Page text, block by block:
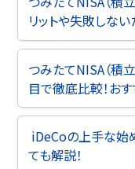
リットや失敗しな
つみたてNISA（積
目で徹底比較！お
iDeCoの上手な始
ても解説！